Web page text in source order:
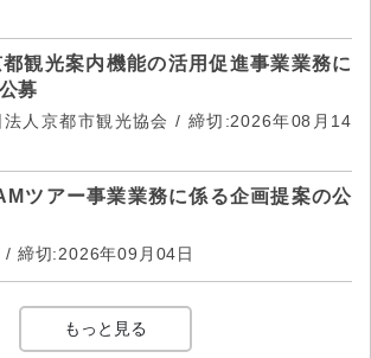
観光案内機能の活用促進事業業務に
募
法人京都市観光協会 / 締切:2026年08月14
ツアー事業業務に係る企画提案の公
/ 締切:2026年09月04日
もっと見る